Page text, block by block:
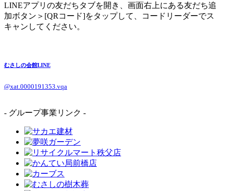
LINEアプリの友だちタブを開き、画面右上にある友だち追
加ボタン＞[QRコード]をタップして、コードリーダーでス
キャンしてください。
むさしの会館LINE
@xat.0000191353.vqa
- グループ事業リンク -